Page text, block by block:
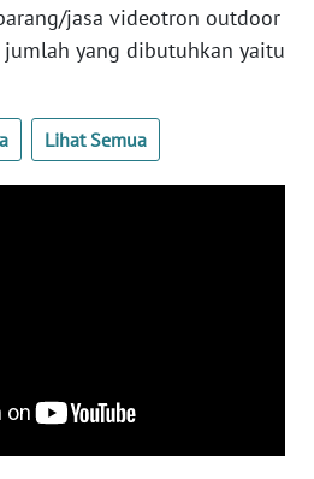
jasa videotron outdoor
yang dibutuhkan yaitu
Lihat Semua